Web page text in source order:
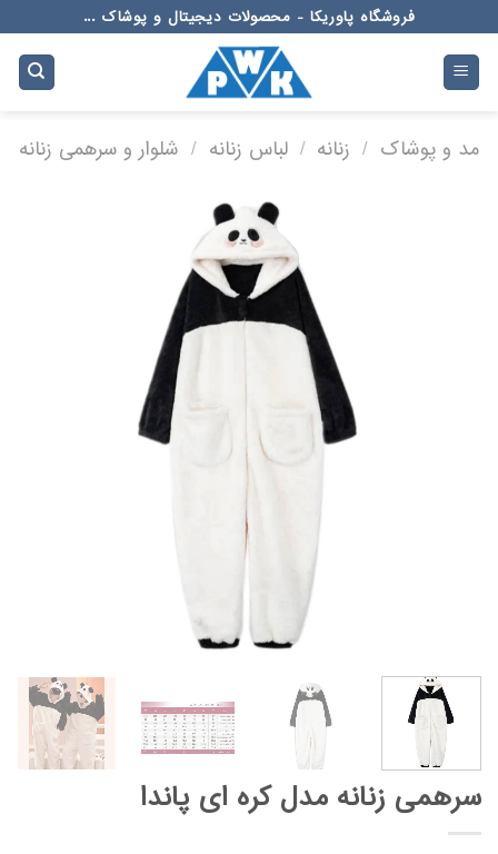
to
content
فروشگاه پاوریکا - محصولات دیجیتال و پوشاک ...
مد و پوشاک / زنانه / لباس زنانه / شلوار و سرهمی زنانه
سرهمی زنانه مدل کره ای پاندا